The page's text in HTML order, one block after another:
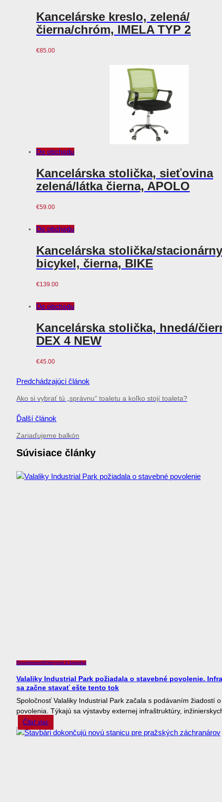
Kancelárske kreslo, zelená/
čierna/chróm, IMELA TYP 2
€85.00
Do obchodu
Kancelárska stolička, sieťovina
zelená/látka čierna, APOLO
€59.00
Do obchodu
Kancelárska stolička/stacionárny
bicykel, čierna, BIKE
€139.00
Do obchodu
Kancelárska stolička, hnedá/
DEX 4 NEW
€45.00
Navigácia
v
Predchádzajúci článok
Ako si vybrať tú „správnu“ toaletu a koľko stojí toaleta?
Ďalší článok
Zariaďujeme balkón
Súvisiace články
DevelopmentPriemysel a logistika
Valaliky Industrial Park požiadala o stavebné povolenie.
sa začne stavať ešte tento tok
Spoločnosť Valaliky Industrial Park začala s podávaním žiadostí
povolenia. Týkajú sa výstavby externej infraštruktúry,
Čítať viac